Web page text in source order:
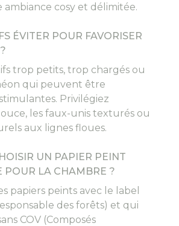
ambiance cosy et délimitée.
ÉVITER POUR FAVORISER
trop petits, trop chargés ou
qui peuvent être
Privilégiez
les faux-unis texturés ou
aux lignes floues.
UN PAPIER PEINT
POUR LA CHAMBRE ?
papiers peints avec le label
des forêts) et qui
COV (Composés